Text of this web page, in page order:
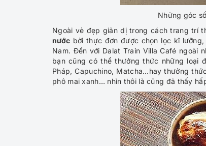
Những góc
Ngoài vẻ đẹp giản dị trong cách trang trí
nước bởi thực đơn được chọn lọc kĩ
Nam. Đến với Dalat Train Villa Café ngoài
bạn cũng có thể thưởng thức những loại
Pháp, Capuchino, Matcha…hay thưởng
phô mai xanh… nhìn thôi là cũng đã thấy